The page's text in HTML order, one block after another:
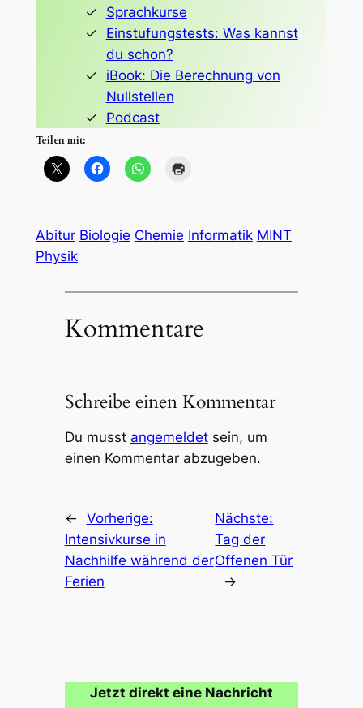
Sprachkurse
Einstufungstests: Was kannst
du schon?
iBook: Die Berechnung von
Nullstellen
Podcast
Teilen mit:
Abitur Biologie Chemie Informatik MINT
Physik
Kommentare
Schreibe einen Kommentar
Du musst angemeldetsein, um
einen Kommentar abzugeben.
← Vorherige:
Intensivkurse in
Nachhilfe während der
Ferien
Nächste:
Tag der
Offenen Tür
→
Jetzt direkt eine Nachricht